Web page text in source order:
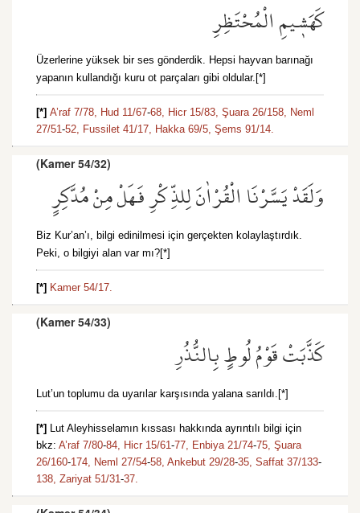
كَهَش۪يمِ الْمُحْتَظِرِ
Üzerlerine yüksek bir ses gönderdik. Hepsi hayvan barınağı
yapanın kullandığı kuru ot parçaları gibi oldular.[*]
[*] A’raf 7/78, Hud 11/67-68, Hicr 15/83, Şuara 26/158, Neml
27/51-52, Fussilet 41/17, Hakka 69/5, Şems 91/14.
(Kamer 54/32)
وَلَقَدْ يَسَّرْنَا الْقُرْاٰنَ لِلذِّكْرِ فَهَلْ مِنْ مُدَّكِرٍ
Biz Kur’an’ı, bilgi edinilmesi için gerçekten kolaylaştırdık.
Peki, o bilgiyi alan var mı?[*]
[*] Kamer 54/17.
(Kamer 54/33)
كَذَّبَتْ قَوْمُ لُوطٍ بِالنُّذُرِ
Lut’un toplumu da uyarılar karşısında yalana sarıldı.[*]
[*] Lut Aleyhisselamın kıssası hakkında ayrıntılı bilgi için
bkz: A’raf 7/80-84, Hicr 15/61-77, Enbiya 21/74-75, Şuara
26/160-174, Neml 27/54-58, Ankebut 29/28-35, Saffat 37/133-
138, Zariyat 51/31-37.